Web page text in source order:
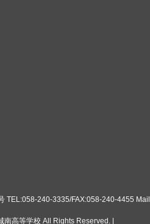
TEL:058-240-3335/FAX:058-240-4455
南高等学校All Rights Reserved. |